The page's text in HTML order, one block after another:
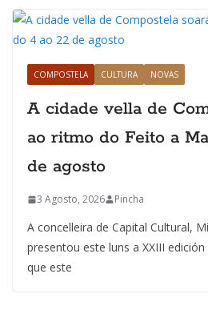
COMPOSTELA CULTURA NOVAS
A cidade vella de
ao ritmo do Feito a
de agosto
3 Agosto, 2026 Pincha
A concelleira de Capital Cultural,
presentou este luns a XXIII
que este